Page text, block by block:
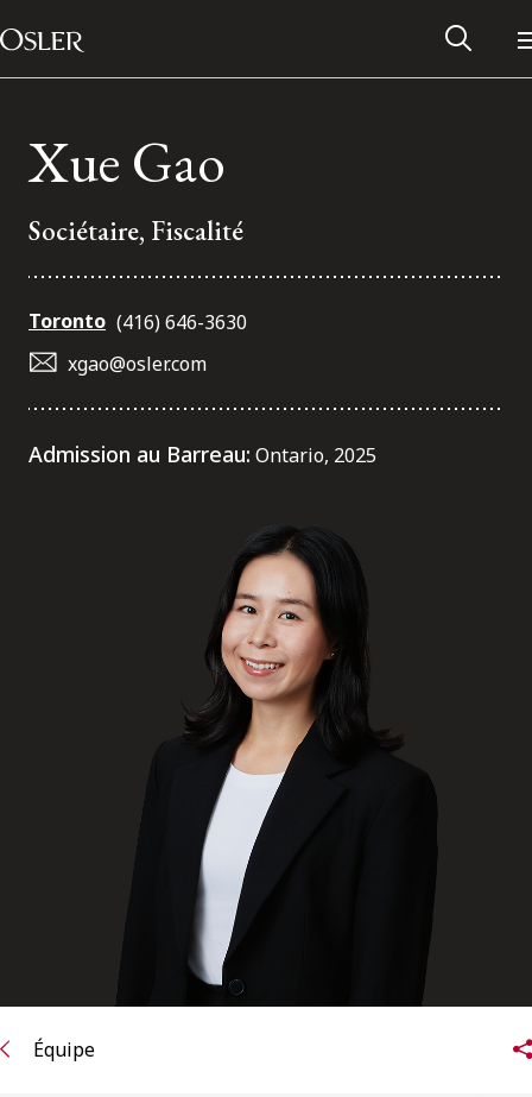
Passer au contenu
Main Navigation
Réseau des anciens d’Osler
S’abonner aux articles Osler
Xue Gao
Sociétaire, Fiscalité
Toronto (416) 646-3630
xgao@osler.com
Admission au Barreau: Ontario, 2025
Équipe